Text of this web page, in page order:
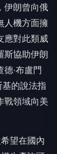
伊朗曾向俄
人機方面擁
應對此類威
斯協助伊朗
·布盧門
的說法指
戰領域向美
望在國內